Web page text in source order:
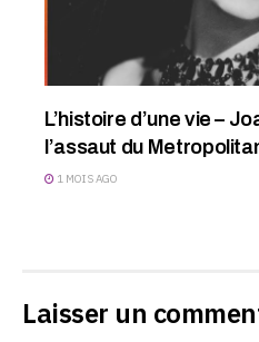
L’histoire d’une vie –
l’assaut du
1 MOIS AGO
Laisser un